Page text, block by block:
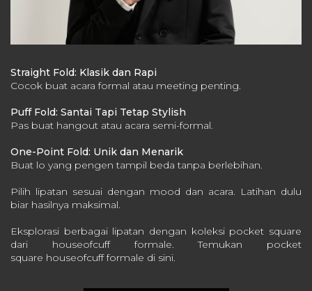
Straight Fold: Klasik dan Rapi
Cocok buat acara formal atau meeting penting.
Puff Fold: Santai Tapi Tetap Stylish
Pas buat hangout atau acara semi-formal.
One-Point Fold: Unik dan Menarik
Buat lo yang pengen tampil beda tanpa berlebihan.
Pilih lipatan sesuai dengan mood dan acara. Latihan dulu
biar hasilnya maksimal.
Eksplorasi berbagai lipatan dengan koleksi pocket square
dari houseofcuff formale. Temukan pocket
square houseofcuff formale di sini.